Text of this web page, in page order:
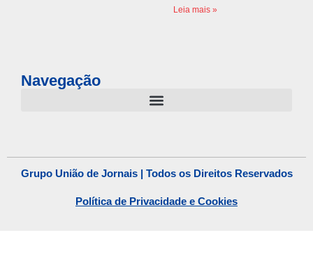
Leia mais »
Navegação
Grupo União de Jornais | Todos os Direitos Reservados
Política de Privacidade e Cookies